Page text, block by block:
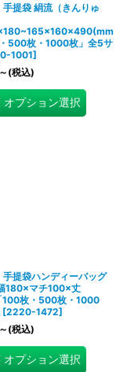
手提袋 絹流（きんりゅ
500枚・1000枚」全5サ
1001]
～ (税込)
オプション選択
手提袋ハンディーバッグ
180×マチ100×丈
100枚・500枚・1000
[2220-1472]
～ (税込)
オプション選択